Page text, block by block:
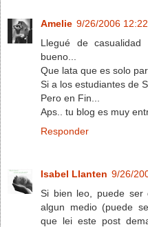
Amelie 9/26/2006
Llegué de
bueno...
Que lata que es solo
Si a los estudiantes de
Pero en Fin...
Aps.. tu blog es muy
Responder
Isabel Llanten 9/26/
Si bien leo, puede ser
algun medio (puede
que lei este post